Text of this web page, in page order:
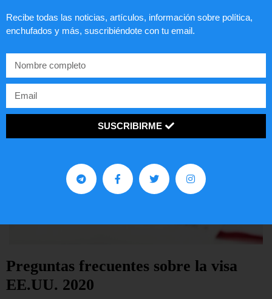
EE.UU.
Preguntas frecuentes sobre la visa
EE.UU. 2020
Recibe todas las noticias, artículos, información sobre política,
enchufados y más, suscribiéndote con tu email.
SUSCRIBIRME